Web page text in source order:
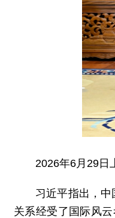
2026年6月29日
习近平指出，
关系经受了国际风